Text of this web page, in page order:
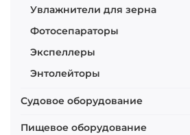
Увлажнители для зерна
Фотосепараторы
Экспеллеры
Энтолейторы
Судовое оборудование
Пищевое оборудование